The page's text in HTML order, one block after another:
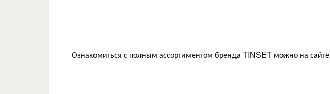
Ознакомиться с полным ассортиментом бренда TINSET можно на сайте